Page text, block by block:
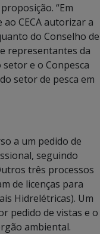
“Em
CECA autorizar a
do Conselho de
representantes da
e o Conpesca
setor de pesca em
a um pedido de
seguindo
três processos
de licenças para
Hidrelétricas). Um
pedido de vistas e o
ambiental.